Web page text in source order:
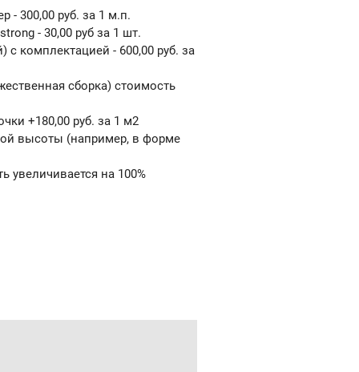
- 300,00 руб. за 1 м.п.
- 30,00 руб за 1 шт.
с комплектацией - 600,00 руб. за
сборка) стоимость
+180,00 руб. за 1 м2
высоты (например, в форме
увеличивается на 100%